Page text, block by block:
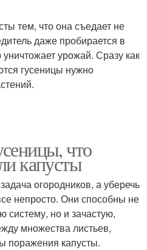
тем, что она съедает не
даже пробирается в
урожай. Сразу как
гусеницы нужно
что
капусты
огородников, а уберечь
непросто. Они способны не
систему, но и зачастую,
множества листьев,
поражения капусты.